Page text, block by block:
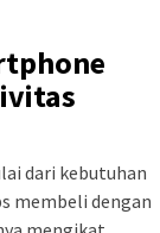
dari kebutuhan
membeli dengan